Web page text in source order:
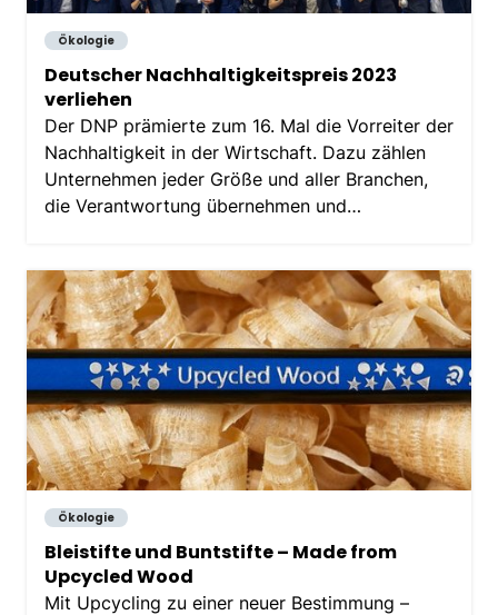
Ökologie
Deutscher Nachhaltigkeitspreis 2023
verliehen
Der DNP prämierte zum 16. Mal die Vorreiter der
Nachhaltigkeit in der Wirtschaft. Dazu zählen
Unternehmen jeder Größe und aller Branchen,
die Verantwortung übernehmen und
Ökologie
Bleistifte und Buntstifte – Made from
Upcycled Wood
Mit Upcycling zu einer neuer Bestimmung –